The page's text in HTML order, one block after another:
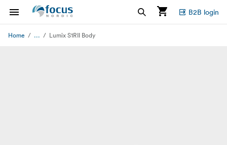
B2B login
Home ... Lumix S1RII Body